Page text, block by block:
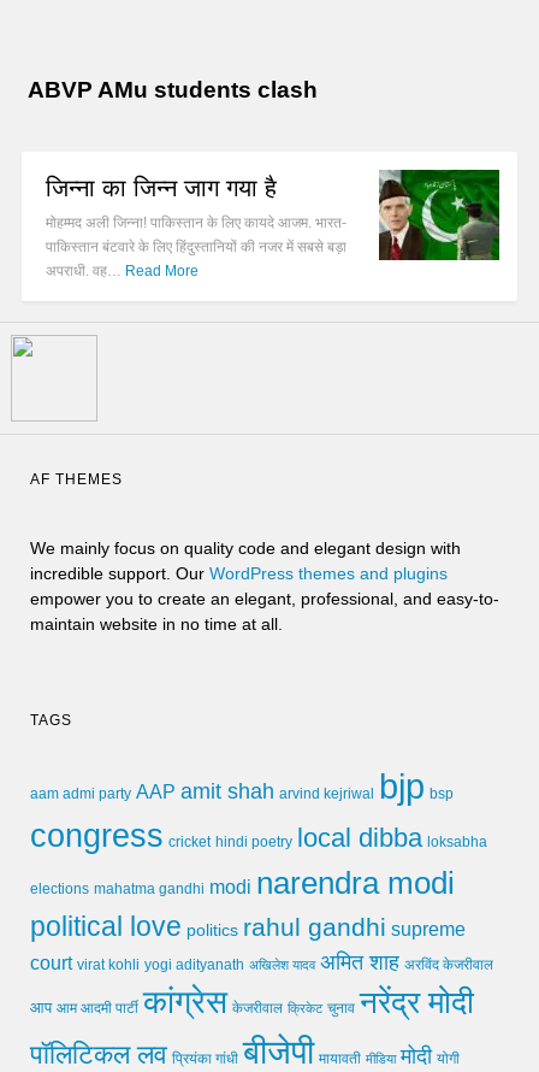
ABVP AMu students clash
जिन्ना का जिन्न जाग गया है
मोहम्मद अली जिन्ना! पाकिस्तान के लिए कायदे आजम. भारत-
पाकिस्तान बंटवारे के लिए हिंदुस्तानियों की नजर में सबसे बड़ा
अपराधी. वह… Read More
AF THEMES
We mainly focus on quality code and elegant design with
incredible support. Our WordPress themes and plugins
empower you to create an elegant, professional, and easy-to-
maintain website in no time at all.
TAGS
aam admi party AAP amit shah arvind kejriwal bjp bsp
congress cricket hindi poetry local dibba loksabha
elections mahatma gandhi modi narendra modi
political love politics rahul gandhi supreme
court virat kohli yogi adityanath अखिलेश यादव अमित शाह अरविंद केजरीवाल
आप आम आदमी पार्टी कांग्रेस केजरीवाल क्रिकेट चुनाव नरेंद्र मोदी
पॉलिटिकल लव प्रियंका गांधी बीजेपी मायावती मीडिया मोदी योगी